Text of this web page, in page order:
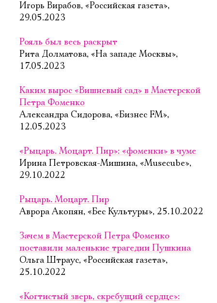
Игорь Вирабов, «Российская газета»,
29.05.2023
Рояль был весь раскрыт
Рита Долматова, «На западе Москвы»,
17.05.2023
Каким вырос «Вишневый сад» в Мастерской
Петра Фоменко
Александра Сидорова, «Бизнес FM»,
12.05.2023
«Рыцарь. Моцарт. Пир»: «фоменки» в чуме
Ирина Петровская-Мишина, «Musecube»,
29.10.2022
Рыцарь. Моцарт. Пир
Аврора Акопян, «Бес Культуры», 25.10.2022
Зачем в Мастерской Петра Фоменко
поставили маленькие трагедии Пушкина
Ольга Штраус, «Российская газета»,
25.10.2022
«Когтистый зверь, скребущий сердце»: